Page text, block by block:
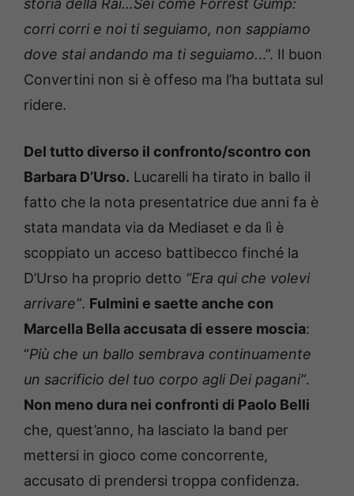
storia della Rai…Sei come Forrest Gump:
corri corri e noi ti seguiamo, non sappiamo
dove stai andando ma ti seguiamo...”. Il buon
Convertini non si è offeso ma l’ha buttata sul
ridere.
Del tutto diverso il confronto/scontro con
Barbara D’Urso. Lucarelli ha tirato in ballo il
fatto che la nota presentatrice due anni fa è
stata mandata via da Mediaset e da lì è
scoppiato un acceso battibecco finché la
D’Urso ha proprio detto “Era qui che volevi
arrivare”. Fulmini e saette anche con
Marcella Bella accusata di essere moscia:
“Più che un ballo sembrava continuamente
un sacrificio del tuo corpo agli Dei pagani”.
Non meno dura nei confronti di Paolo Belli
che, quest’anno, ha lasciato la band per
mettersi in gioco come concorrente,
accusato di prendersi troppa confidenza.